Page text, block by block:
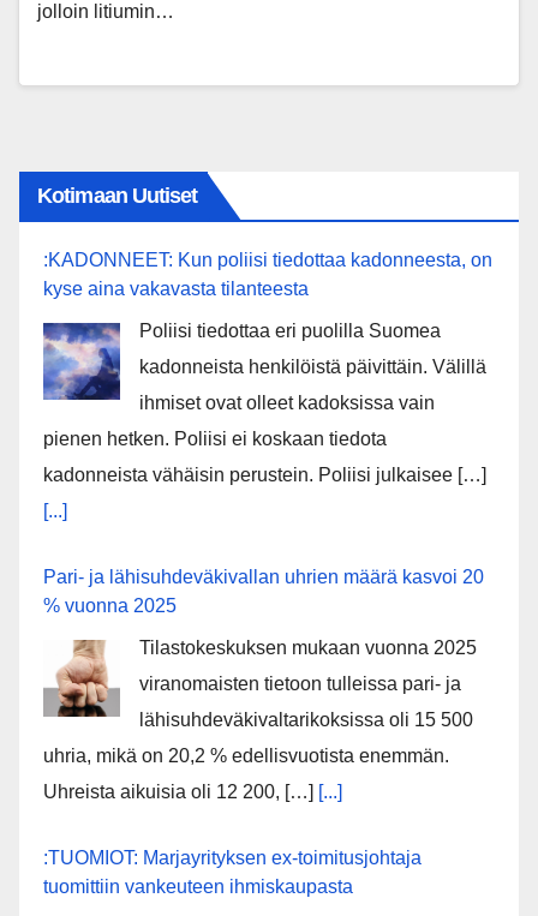
jolloin litiumin…
Kotimaan Uutiset
:KADONNEET: Kun poliisi tiedottaa kadonneesta, on
kyse aina vakavasta tilanteesta
Poliisi tiedottaa eri puolilla Suomea
kadonneista henkilöistä päivittäin. Välillä
ihmiset ovat olleet kadoksissa vain
pienen hetken. Poliisi ei koskaan tiedota
kadonneista vähäisin perustein. Poliisi julkaisee […]
[...]
Pari- ja lähisuhdeväkivallan uhrien määrä kasvoi 20
% vuonna 2025
Tilastokeskuksen mukaan vuonna 2025
viranomaisten tietoon tulleissa pari- ja
lähisuhdeväkivaltarikoksissa oli 15 500
uhria, mikä on 20,2 % edellisvuotista enemmän.
Uhreista aikuisia oli 12 200, […] [...]
:TUOMIOT: Marjayrityksen ex-toimitusjohtaja
tuomittiin vankeuteen ihmiskaupasta